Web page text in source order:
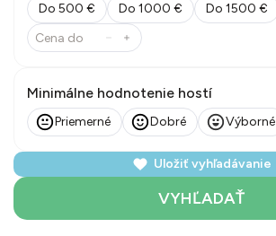
Do 500 € Do 1000 € Do 1500 €
Minimálne hodnotenie hostí
Priemerné Dobré Výborné
Uložiť vyhľadávanie
VYHĽADAŤ